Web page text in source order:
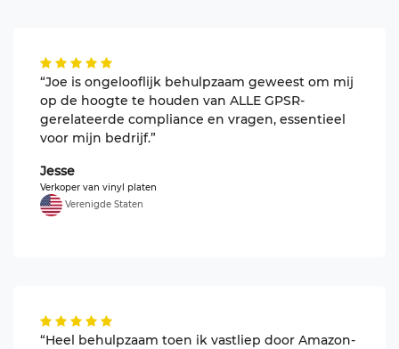
“Joe is ongelooflijk behulpzaam geweest om mij
op de hoogte te houden van ALLE GPSR-
gerelateerde compliance en vragen, essentieel
voor mijn bedrijf.”
Jesse
Verkoper van vinyl platen
Verenigde Staten
“Heel behulpzaam toen ik vastliep door Amazon-